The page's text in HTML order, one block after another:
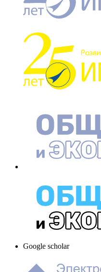
Google scholar